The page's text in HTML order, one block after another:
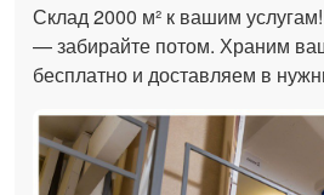
Склад 2000 м² к вашим
— забирайте потом. Храним
бесплатно и доставляем в